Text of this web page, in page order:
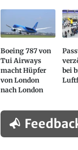
Boeing 787 von
Tui Airways
macht Hüpfer
von London
nach London
bei